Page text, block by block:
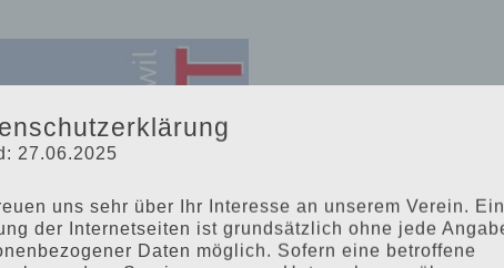
Unter dem Motto
freuen wir uns,
27.06.2025
uns sehr über Ihr Interesse an unserem Verein.
der Internetseiten ist grundsätzlich ohne jede
Daten möglich. Sofern eine betroffene